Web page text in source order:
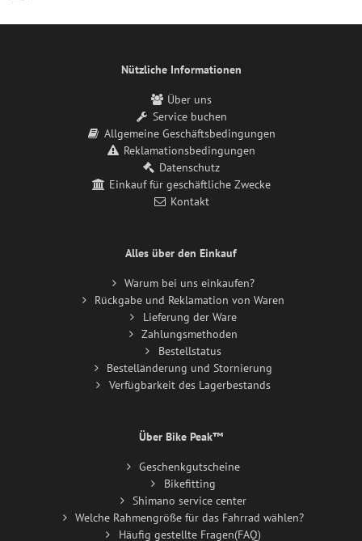
Nützliche Informationen
Über uns
Service buchen
Allgemeine Geschäftsbedingungen
Reklamationsbedingungen
Datenschutz
Einkauf für geschäftliche Zwecke
Kontakt
Alles über den Einkauf
Warum bei uns einkaufen?
Rückgabe und Reklamation von Waren
Lieferung der Ware
Zahlungsmethoden
Bestellstatus
Bestelländerung und Stornierung
Verfügbarkeit des Lagerbestands
Über Bike Peak™
Geschenkgutscheine
Bikefitting
Shimano service center
Welche Rahmengröße für das Fahrrad wählen?
Häufig gestellte Fragen(FAQ)